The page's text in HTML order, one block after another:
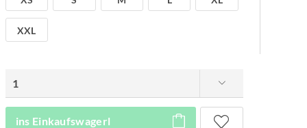
XXL
ins Einkaufswagerl